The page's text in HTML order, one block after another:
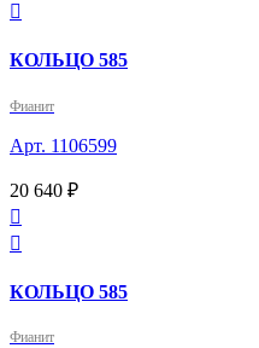

КОЛЬЦО 585
Фианит
Арт. 1106599
20 640 ₽


КОЛЬЦО 585
Фианит